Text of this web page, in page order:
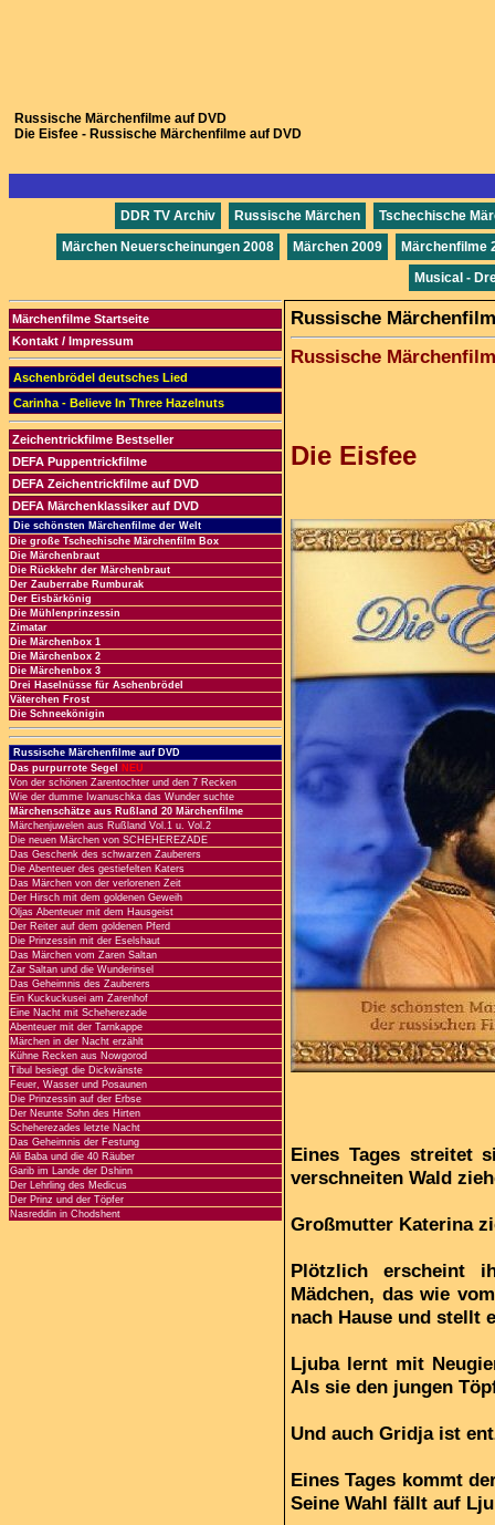
Russische Märchenfilme auf DVD
Die Eisfee - Russische Märchenfilme auf DVD
DDR TV Archiv Russische Märchen
Tschechische
Märchen Neuerscheinungen 2008
Märchen 2009
Märchenfilme
Musical -
Märchenfilme Startseite
Kontakt / Impressum
Aschenbrödel deutsches Lied
Carinha - Believe In Three Hazelnuts
Zeichentrickfilme Bestseller
DEFA Puppentrickfilme
DEFA Zeichentrickfilme auf DVD
DEFA Märchenklassiker auf DVD
Die schönsten Märchenfilme der Welt
Die große Tschechische Märchenfilm Box
Die Märchenbraut
Die Rückkehr der Märchenbraut
Der Zauberrabe Rumburak
Der Eisbärkönig
Die Mühlenprinzessin
Zimatar
Die Märchenbox 1
Die Märchenbox 2
Die Märchenbox 3
Drei Haselnüsse für Aschenbrödel
Väterchen Frost
Die Schneekönigin
Russische Märchenfilme auf DVD
Das purpurrote Segel NEU
Von der schönen Zarentochter und den 7 Recken
Wie der dumme Iwanuschka das Wunder suchte
Märchenschätze aus Rußland 20 Märchenfilme
Märchenjuwelen aus Rußland Vol.1 u. Vol.2
Die neuen Märchen von SCHEHEREZADE
Das Geschenk des schwarzen Zauberers
Die Abenteuer des gestiefelten Katers
Das Märchen von der verlorenen Zeit
Der Hirsch mit dem goldenen Geweih
Oljas Abenteuer mit dem Hausgeist
Der Reiter auf dem goldenen Pferd
Die Prinzessin mit der Eselshaut
Das Märchen vom Zaren Saltan
Zar Saltan und die Wunderinsel
Das Geheimnis des Zauberers
Ein Kuckuckusei am Zarenhof
Eine Nacht mit Scheherezade
Abenteuer mit der Tarnkappe
Märchen in der Nacht erzählt
Kühne Recken aus Nowgorod
Tibul besiegt die Dickwänste
Feuer, Wasser und Posaunen
Die Prinzessin auf der Erbse
Der Neunte Sohn des Hirten
Scheherezades letzte Nacht
Das Geheimnis der Festung
Ali Baba und die 40 Räuber
Garib im Lande der Dshinn
Der Lehrling des Medicus
Der Prinz und der Töpfer
Nasreddin in Chodshent
Russische
Russische
Die Eisfee
Eines Tages streitet
verschneiten Wald
Großmutter Katerina
Plötzlich erscheint
Mädchen, das wie
nach Hause und stellt
Ljuba lernt mit
Als sie den jungen
Und auch Gridja ist
Eines Tages kommt
Seine Wahl fällt auf